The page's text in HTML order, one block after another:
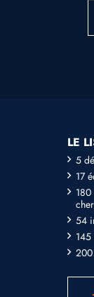
LE
5
17
180
54